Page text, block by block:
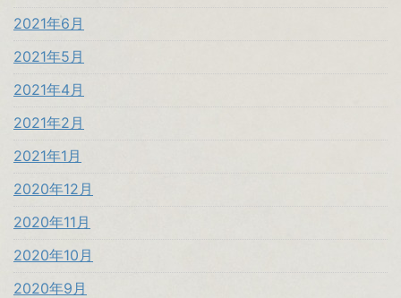
2021年6月
2021年5月
2021年4月
2021年2月
2021年1月
2020年12月
2020年11月
2020年10月
2020年9月